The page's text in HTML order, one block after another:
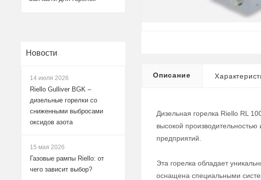
Описание
Дизельная горелка Riello RL
высокой
предприятий.
Эта горелка обладает
оснащена специальными
Новости
14 июля 2026
Riello Gulliver BGK –
дизельные горелки со
сниженными выбросами
оксидов азота
15 мая 2026
Газовые рампы Riello: от
чего зависит выбор?